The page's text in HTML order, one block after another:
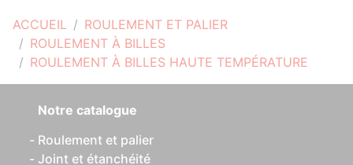
ACCUEIL
ROULEMENT ET PALIER
ROULEMENT À BILLES
ROULEMENT À BILLES HAUTE TEMPÉRATURE
Notre catalogue
Roulement et palier
Joint et étanchéité